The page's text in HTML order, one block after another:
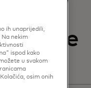
s
ih unaprijedili,
nekim
ispod kako
u svakom
osim onih